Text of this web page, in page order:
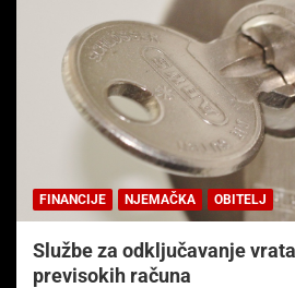
FINANCIJE NJEMAČKA OBITELJ
Službe za odključavanje
previsokih računa